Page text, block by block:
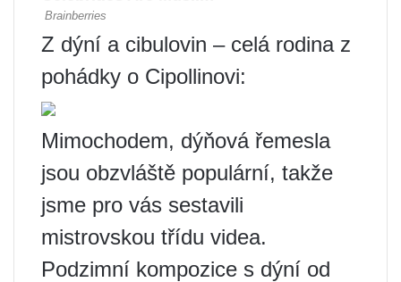
Z dýní a cibulovin – celá rodina z
pohádky o Cipollinovi:
Mimochodem, dýňová řemesla
jsou obzvláště populární, takže
jsme pro vás sestavili
mistrovskou třídu videa.
Podzimní kompozice s dýní od